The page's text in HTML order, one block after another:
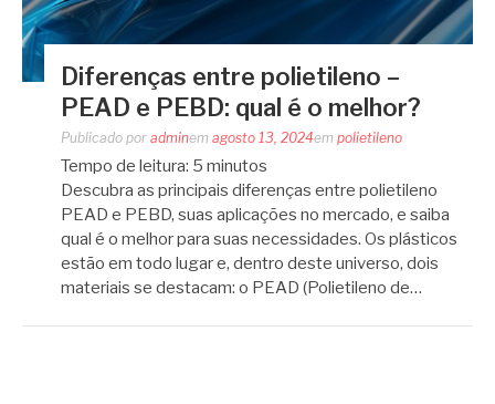
Diferenças entre polietileno –
PEAD e PEBD: qual é o melhor?
Publicado por adminem agosto 13, 2024em polietileno
Tempo de leitura: 5 minutos
Descubra as principais diferenças entre polietileno
PEAD e PEBD, suas aplicações no mercado, e saiba
qual é o melhor para suas necessidades. Os plásticos
estão em todo lugar e, dentro deste universo, dois
materiais se destacam: o PEAD (Polietileno de…